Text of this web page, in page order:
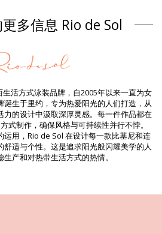
成 / 成分
Elastane - Oeko-Tex
产品信息
件不包括在内)
S (7899810246073), M (7899810246080),
XXL (7899810267313)
Sol Top Dots-Orange Mel
多信息 Rio de Sol
活方式泳装品牌，自2005年以来一直为女
生于里约，专为热爱阳光的人们打造，从
力的设计中汲取深厚灵感。每一件作品都在
式制作，确保风格与可持续性并行不悖。
运用，Rio de Sol 在设计每一款比基尼和连
适与个性。这是追求阳光般闪耀美学的人
产和对热带生活方式的热情。